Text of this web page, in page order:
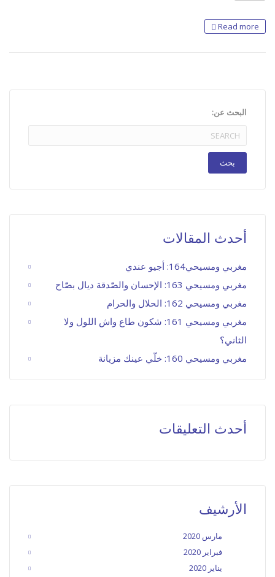
Read more
البحث عن:
أحدث المقالات
مغربي ومسيحي164: أجيو عندي
مغربي ومسيحي 163: الإحسان والصّدقة ديال بصّاح
مغربي ومسيحي 162: الحلال والحرام
مغربي ومسيحي 161: شكون طاع واش اللول ولا
الثاني؟
مغربي ومسيحي 160: خلّي عينك مزيانة
أحدث التعليقات
الأرشيف
مارس 2020
فبراير 2020
يناير 2020